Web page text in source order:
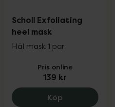
Scholl Exfoliating
heel mask
Häl mask 1 par
Pris online
139 kr
Köp Scholl